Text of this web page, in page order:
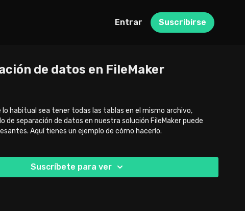
Entrar Suscribirse
de datos en FileMaker
lo habitual sea tener todas las tablas en el mismo archivo,
de separación de datos en nuestra solución FileMaker puede
Aquí tienes un ejemplo de cómo hacerlo.
Suscríbete para ver